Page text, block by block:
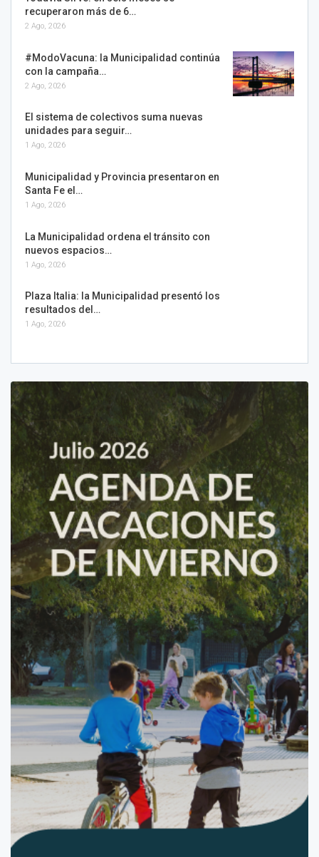
recuperaron más de 6…
2 Ago, 2026
#ModoVacuna: la Municipalidad continúa
con la campaña…
2 Ago, 2026
El sistema de colectivos suma nuevas
unidades para seguir…
1 Ago, 2026
Municipalidad y Provincia presentaron en
Santa Fe el…
1 Ago, 2026
La Municipalidad ordena el tránsito con
nuevos espacios…
1 Ago, 2026
Plaza Italia: la Municipalidad presentó los
resultados del…
1 Ago, 2026